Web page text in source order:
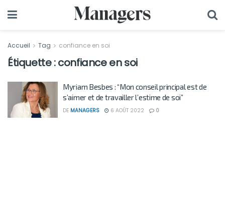
Accueil Tag confiance en soi
Étiquette :confiance en soi
Myriam Besbes : “Mon conseil principal est de
s’aimer et de travailler l’estime de soi”
DE MANAGERS 6 AOÛT 2022 0